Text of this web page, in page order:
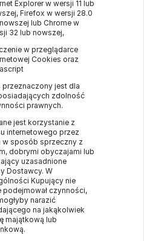
Explorer w wersji 11 lub
Firefox w wersji 28.0
lub Chrome w
32 lub nowszej,
w przeglądarce
Cookies oraz
przeznaczony jest dla
zdolność
prawnych.
jest korzystanie z
internetowego przez
w sposób sprzeczny z
dobrymi obyczajami lub
uzasadnione
Dostawcy. W
Kupujący nie
podejmował czynności,
narazić
na jakąkolwiek
majątkową lub